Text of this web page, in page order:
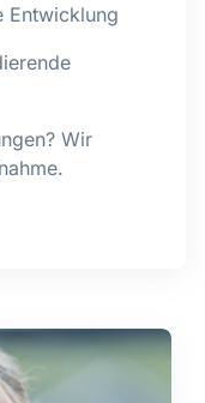
Entwicklung
Wir